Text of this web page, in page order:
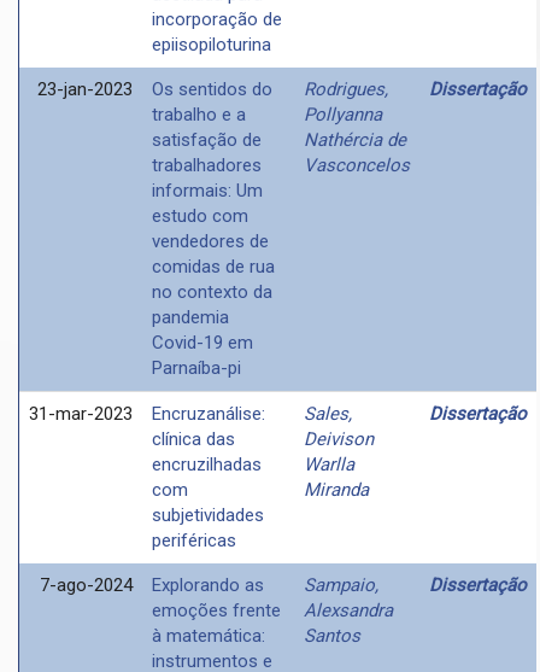
incorporação de
epiisopiloturina
23-jan-2023
Os sentidos do
trabalho e a
satisfação de
trabalhadores
informais: Um
estudo com
vendedores de
comidas de rua
no contexto da
pandemia
Covid-19 em
Parnaíba-pi
Rodrigues,
Pollyanna
Nathércia de
Vasconcelos
Dissertação
31-mar-2023
Encruzanálise:
clínica das
encruzilhadas
com
subjetividades
periféricas
Sales,
Deivison
Warlla
Miranda
Dissertação
7-ago-2024
Explorando as
emoções frente
à matemática:
instrumentos e
Sampaio,
Alexsandra
Santos
Dissertação